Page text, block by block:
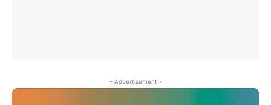
- Advertisement -